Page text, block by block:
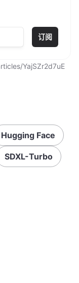
订阅
YajSZr2d7uE
Hugging Face
SDXL-Turbo